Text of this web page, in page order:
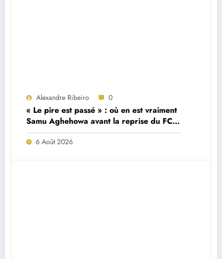
Alexandre Ribeiro 0
« Le pire est passé » : où en est vraiment
Samu Aghehowa avant la reprise du FC
Porto ?
6 Août 2026